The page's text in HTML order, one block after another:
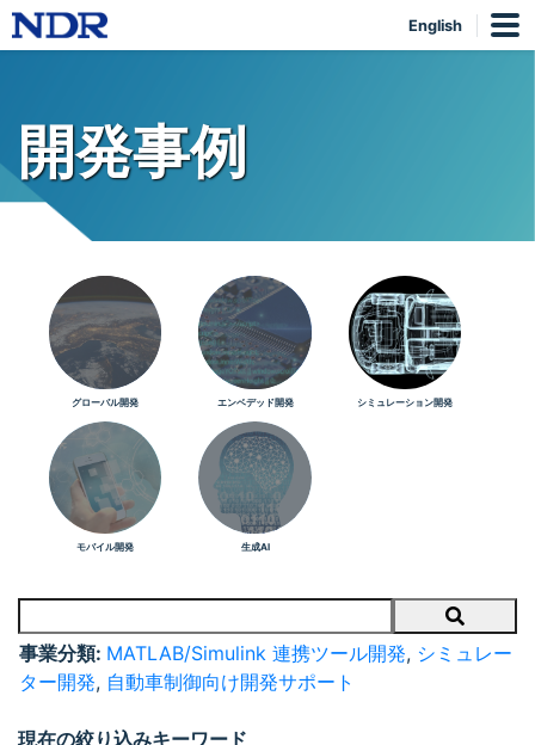
English
開発事例
グローバル開発 エンベデッド開発 シミュレーション開発
モバイル開発 生成AI
Search
事業分類: MATLAB/Simulink 連携ツール開発, シミュレー
ター開発, 自動車制御向け開発サポート
現在の絞り込みキーワード